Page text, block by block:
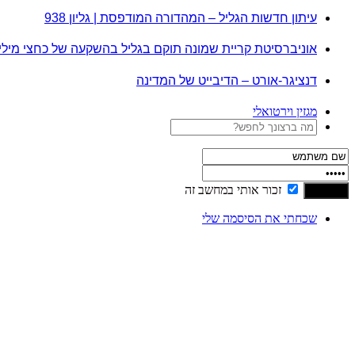
עיתון חדשות הגליל – המהדורה המודפסת | גליון 938
אוניברסיטת קריית שמונה תוקם בגליל בהשקעה של כחצי
דנציגר-אורט – הדיבייט של המדינה
מגזין וירטואלי
זכור אותי במחשב זה
שכחתי את הסיסמה שלי